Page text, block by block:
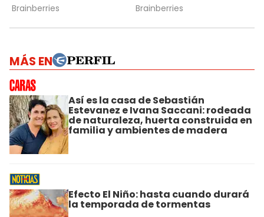
MÁS EN
Así es la casa de Sebastián
Estevanez e Ivana Saccani: rodeada
de naturaleza, huerta construida en
familia y ambientes de madera
Efecto El Niño: hasta cuando durará
la temporada de tormentas